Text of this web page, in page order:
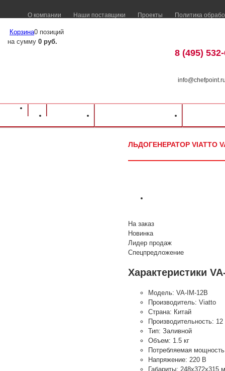
О компании Наши поставщики Проекты Политика
Корзина0 позиций
на сумму 0 руб.
8 (495)
Оборудование для ресторанов и кафе
ЛЬДОГЕНЕРАТОР VIATTO
На заказ
Новинка
Лидер продаж
Спецпредложение
Характеристики
Модель: VA-IM-12B
Производитель: Viatto
Страна: Китай
Производительность: 12
Тип: Заливной
Объем: 1.5 кг
Потребляемая
Напряжение: 220 В
Габариты: 248х372х315